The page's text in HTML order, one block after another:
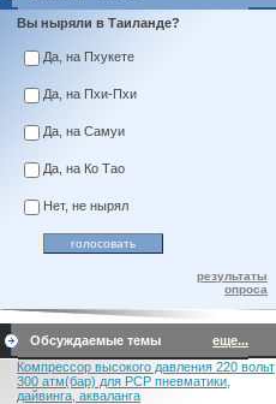
Вы ныряли в Таиланде?
Да, на Пхукете
Да, на Пхи-Пхи
Да, на Самуи
Да, на Ко Тао
Нет, не нырял
результаты
опроса
Обсуждаемые темы
еще...
Компрессор высокого давления 220 вольт
300 атм(бар) для PCP пневматики,
дайвинга, акваланга